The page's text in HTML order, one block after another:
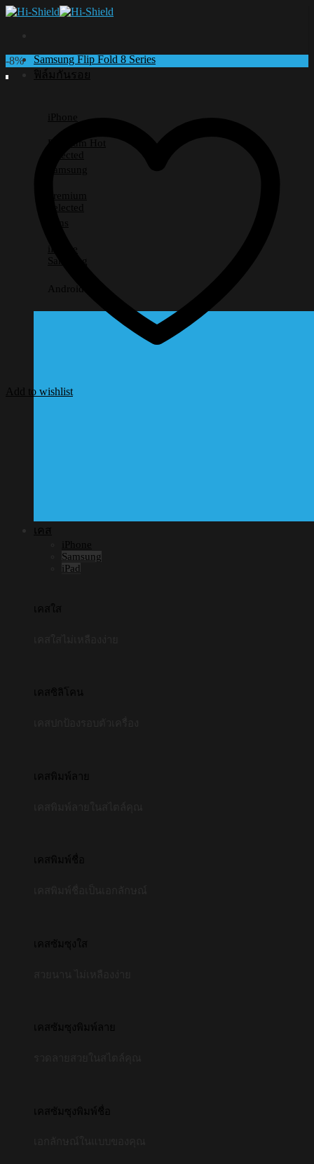
Skip
Samsung Flip Fold 8 Series
ฟิล์มกันรอย
iPhone
Premium
Selected
Samsung
Premium
Selected
Lens
iPhone
Samsung
Android อื่นๆ
เคส
iPhone
Samsung
iPad
เคสใส
เคสซิลิโคน
เคสพิมพ์ลาย
เคสพิมพ์ชื่อ
เคสซัมซุงใส
เคสซัมซุงพิมพ์ลาย
เคสซัมซุงพิมพ์ชื่อ
-8%
Add to wishlist